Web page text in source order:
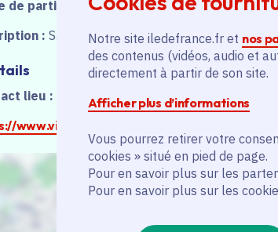
Notre site iledefrance.fr et nos
des contenus (vidéos, audio et
directement à partir de son site.
Afficher plus d’informations
Vous pourrez retirer votre
cookies » situé en pied de page.
Pour en savoir plus sur les
Pour en savoir plus sur les
de participation :Sur place
: Sans inscription
lieu : 0169271400
www.ville-lardy.fr